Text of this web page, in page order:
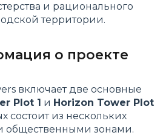
и рационального
территории.
о проекте
включает две основные
Plot 1 и Horizon Tower Plot
состоит из нескольких
зонами.